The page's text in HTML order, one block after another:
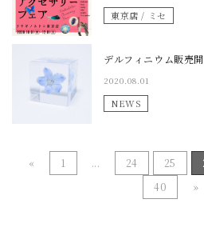
東京店 / ミセ
デルフィニウム販売
2020.08.01
NEWS
« 1 ... 24 25
40
»